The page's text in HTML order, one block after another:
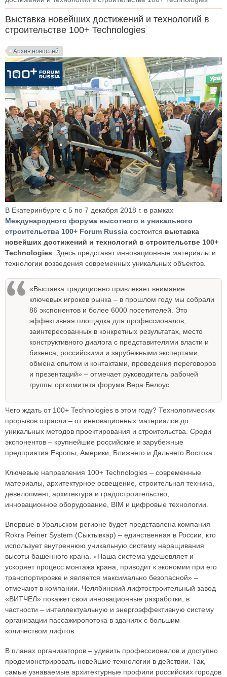
Выставка новейших достижений и технологий в
строительстве 100+ Technologies
Архив новостей
В Екатеринбурге с 5 по 7 декабря 2018 г. в рамках
Международного форума высотного и уникального
строительства 100+ Forum Russia состоится выставка
новейших достижений и технологий в строительстве 100+
Technologies . Здесь представят инновационные материалы и
технологии возведения современных уникальных объектов.
«Выставка традиционно привлекает внимание
ключевых игроков рынка – в прошлом году мы собрали
86 экспонентов и более 6000 посетителей. Это
эффективная площадка для профессионалов,
заинтересованных в конкретных результатах, место
конструктивного диалога с представителями власти и
бизнеса, российскими и зарубежными экспертами,
обмена опытом и контактами, проведения переговоров
и презентаций» – отмечает руководитель рабочей
группы оргкомитета форума Вера Белоус
Чего ждать от 100+ Technologies в этом году? Технологических
прорывов отрасли – от инновационных материалов до
уникальных методов проектирования и строительства. Среди
экспонентов – крупнейшие российские и зарубежные
предприятия Европы, Америки, Ближнего и Дальнего Востока.
Ключевые направления 100+ Technologies – современные
материалы, архитектурное освещение, строительная техника,
девелопмент, архитектура и градостроительство,
инновационное оборудование, BIM и цифровые технологии.
Впервые в Уральском регионе будет представлена компания
Rokra Peiner System (Сыктывкар) – единственная в России, кто
использует внутреннюю уникальную систему наращивания
высоты башенного крана. «Наша система удешевляет и
ускоряет процесс монтажа крана, приводит к экономии при его
транспортировке и является максимально безопасной» –
отмечают в компании. Челябинский лифтостроительный завод
«ВИТЧЕЛ» покажет свои инновационные разработки, в
частности – интеллектуальную и энергоэффективную систему
организации пассажиропотока в зданиях с большим
количеством лифтов.
В планах организаторов – удивить профессионалов и доступно
продемонстрировать новейшие технологии в действии. Так,
самые узнаваемые архитектурные профили российских городов